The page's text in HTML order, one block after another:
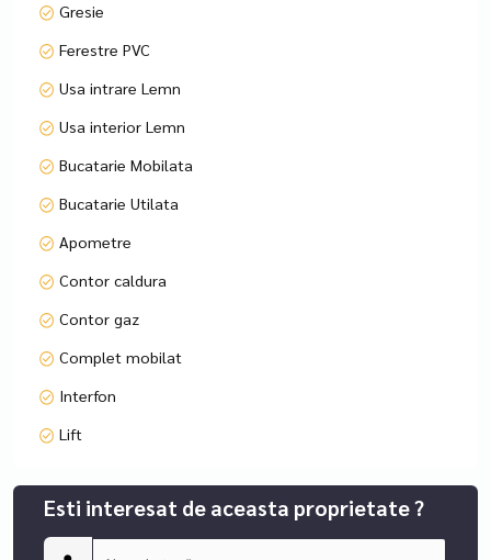
🚌 Transport în apropiere:
Metrou Lujerului – 10 minute de mers pe jos
Tramvaie 41, 8, 25, 35 – 5 minute
🏙️ Vecinătăți și puncte de interes:
Plaza România Mall – 1 minut
Anchor Plaza – 1 minut
Cora Lujerului – 3 minute
Parcul Liniei – lângă bloc
Acces rapid către: Universitatea Politehnica, hub-urile de
Optiuni Suplimentare Informatiile tehnice au caracter
orientativ, acestea fiind preluate de la proprietari. În
Gresie
Ferestre PVC
Usa intrare Lemn
Usa interior Lemn
Bucatarie Mobilata
Bucatarie Utilata
Apometre
Contor caldura
Contor gaz
Complet mobilat
Interfon
Lift
Esti interesat de aceasta proprietate ?